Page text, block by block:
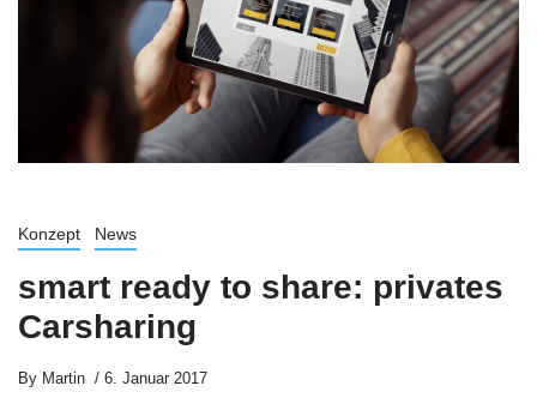
Konzept News
smart ready to share: privates
Carsharing
By Martin 6. Januar 2017